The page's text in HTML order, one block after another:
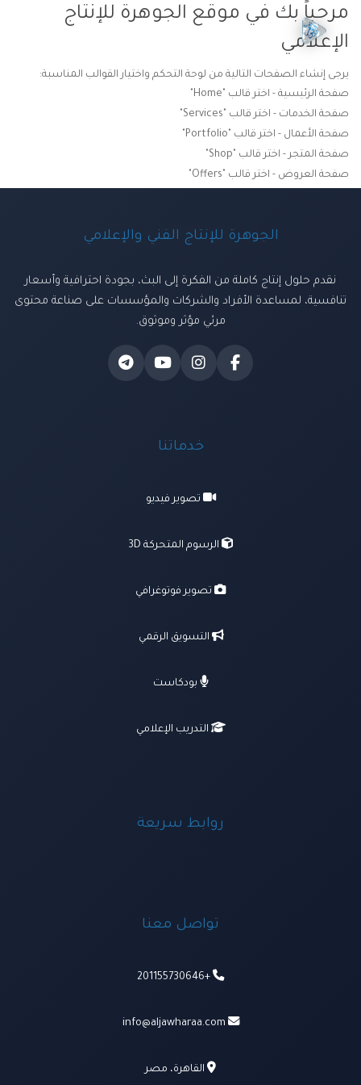
مرحباً بك في موقع الجوهرة للإنتاج
الإعلامي
يرجى إنشاء الصفحات التالية من لوحة التحكم واختيار القوالب المناسبة:
صفحة الرئيسية - اختر قالب "Home"
صفحة الخدمات - اختر قالب "Services"
صفحة الأعمال - اختر قالب "Portfolio"
صفحة المتجر - اختر قالب "Shop"
صفحة العروض - اختر قالب "Offers"
الجوهرة للإنتاج الفني والإعلامي
نقدم حلول إنتاج كاملة من الفكرة إلى البث، بجودة احترافية وأسعار
تنافسية، لمساعدة الأفراد والشركات والمؤسسات على صناعة محتوى
مرئي مؤثر وموثوق.
خدماتنا
تصوير فيديو
الرسوم المتحركة 3D
تصوير فوتوغرافي
التسويق الرقمي
بودكاست
التدريب الإعلامي
روابط سريعة
تواصل معنا
+201155730646
info@aljawharaa.com
القاهرة، مصر